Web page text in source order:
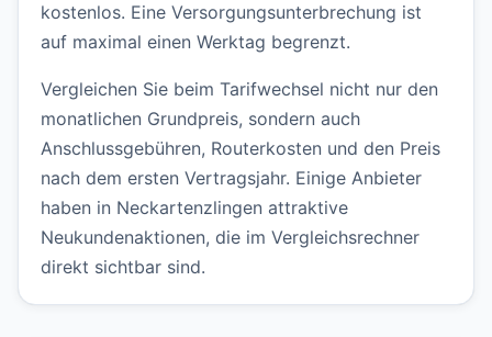
kostenlos. Eine Versorgungsunterbrechung ist
auf maximal einen Werktag begrenzt.
Vergleichen Sie beim Tarifwechsel nicht nur den
monatlichen Grundpreis, sondern auch
Anschlussgebühren, Routerkosten und den Preis
nach dem ersten Vertragsjahr. Einige Anbieter
haben in Neckartenzlingen attraktive
Neukundenaktionen, die im Vergleichsrechner
direkt sichtbar sind.